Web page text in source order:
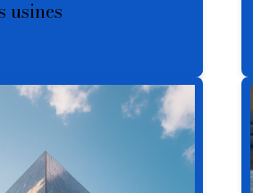
usines